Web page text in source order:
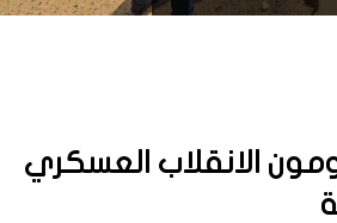
الانقلاب العسكري